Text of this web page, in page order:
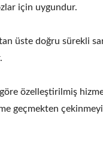
için uygundur.
üste doğru sürekli
özelleştirilmiş
geçmekten